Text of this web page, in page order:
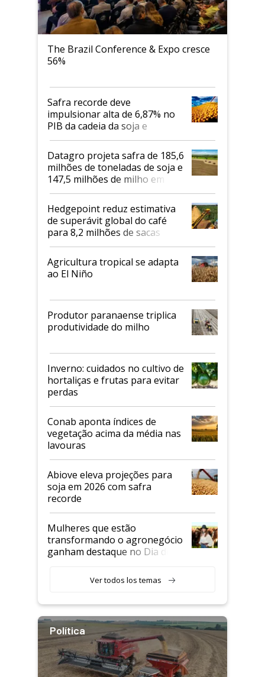
The Brazil Conference & Expo cresce
56%
Safra recorde deve
impulsionar alta de 6,87% no
PIB da cadeia da soja e
biodiesel em 2026
Datagro projeta safra de 185,6
milhões de toneladas de soja e
147,5 milhões de milho em
2026/27
Hedgepoint reduz estimativa
de superávit global do café
para 8,2 milhões de sacas
Agricultura tropical se adapta
ao El Niño
Produtor paranaense triplica
produtividade do milho
Inverno: cuidados no cultivo de
hortaliças e frutas para evitar
perdas
Conab aponta índices de
vegetação acima da média nas
lavouras
Abiove eleva projeções para
soja em 2026 com safra
recorde
Mulheres que estão
transformando o agronegócio
ganham destaque no Dia do
Ver todos los temas
Política